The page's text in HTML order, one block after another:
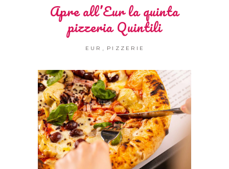
Apre all’Eur la quinta
pizzeria Quintili
EUR , PIZZERIE